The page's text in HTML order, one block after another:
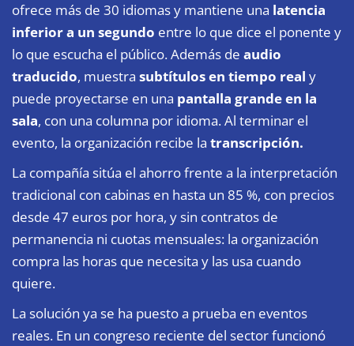
ofrece más de 30 idiomas y mantiene una latencia
inferior a un segundo entre lo que dice el ponente y
lo que escucha el público. Además de audio
traducido, muestra subtítulos en tiempo real y
puede proyectarse en una pantalla grande en la
sala, con una columna por idioma. Al terminar el
evento, la organización recibe la transcripción.
La compañía sitúa el ahorro frente a la interpretación
tradicional con cabinas en hasta un 85 %, con precios
desde 47 euros por hora, y sin contratos de
permanencia ni cuotas mensuales: la organización
compra las horas que necesita y las usa cuando
quiere.
La solución ya se ha puesto a prueba en eventos
reales. En un congreso reciente del sector funcionó